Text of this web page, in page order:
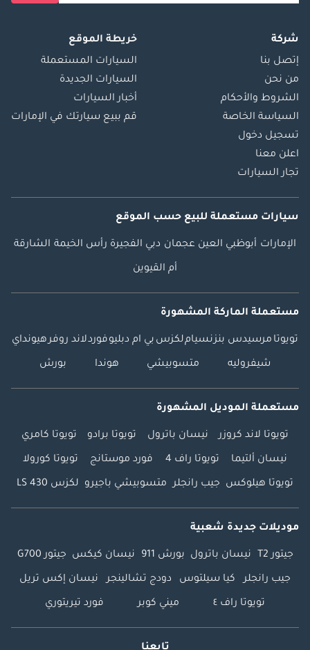
شركة
إتصل بنا
من نحن
الشروط والأحكام
السياسة الخاصة
تسجيل دخول
اعلن معنا
تجار السيارات
خريطة الموقع
السيارات المستعملة
السيارات الجديدة
أخبار السيارات
قم ببيع سيارتك في الإمارات
سيارات مستعملة للبيع حسب الموقع
الإمارات أبوظبي العين عجمان دبي الفجيرة رأس الخيمة الشارقة
أم القيوين
مستعملة الماركة المشهورة
تويوتا مرسيدس بنزنسياملكزس بي ام دبليوفوردلاند روفرهيونداي
شيفروليه متسوبيشي هوندا بورش
مستعملة الموديل المشهورة
تويوتا لاند كروزر نيسان باترول تويوتا برادو تويوتا كامري
نيسان ألتيما تويوتا راف 4 فورد موستانج تويوتا كورولا
تويوتا هيلوكس جيب رانجلر متسوبيشي باجيرو لكزس LS 430
موديلات جديدة شعبية
جيتور T2 نيسان باترول بورش 911 نيسان كيكس جيتور G700
جيب رانجلر كيا سيلتوس دودج تشالينجر نيسان إكس تريل
تويوتا راف ٤ ميني كوبر فورد تيريتوري